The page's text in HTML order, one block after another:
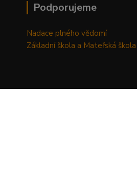
Podporujeme
Nadace plného vědomí
Základní škola a Mateřská